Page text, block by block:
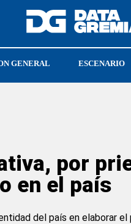
GENERAL ESCENARIO
por
en el país
del país en elaborar